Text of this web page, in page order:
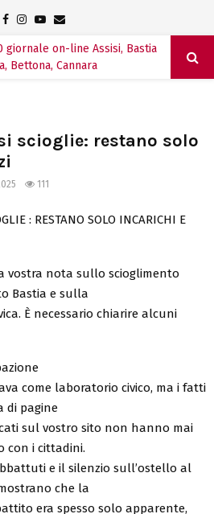
Facebook
Instagram
Youtube
Email
scioglie: restano solo
111
: RESTANO SOLO INCARICHI E
vostra nota sullo scioglimento
Bastia e sulla
È necessario chiarire alcuni
come laboratorio civico, ma i fatti
di pagine
sul vostro sito non hanno mai
con i cittadini.
e il silenzio sull’ostello al
che la
era spesso solo apparente,